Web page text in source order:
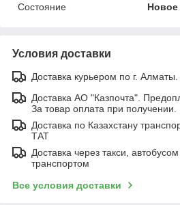
Состояние
Новое
Условия доставки
Доставка курьером по г. Алматы.
Доставка АО "Казпочта".
За товар оплата при получении.
Доставка по Казахстану
ТАТ
Доставка через такси,
транспортом
Все условия доставки